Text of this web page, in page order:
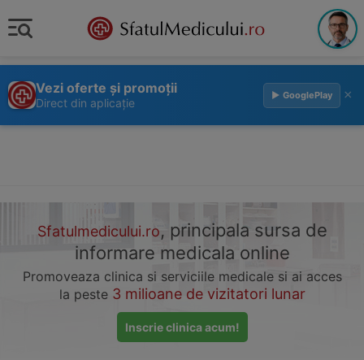
Vezi oferte și promoții
Direct din aplicație
▶ GooglePlay ×
Sfatulmedicului.ro, principala sursa de
informare medicala online
Promoveaza clinica si serviciile medicale si ai acces
la peste 3 milioane de vizitatori lunar
Inscrie clinica acum!